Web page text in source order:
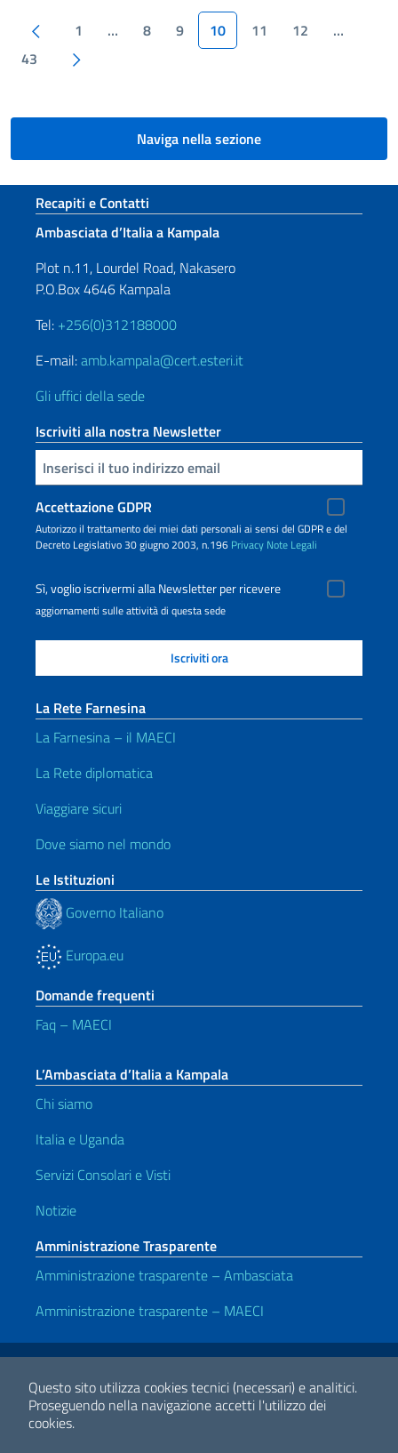
Questo sito utilizza cookies tecnici (necessari) e analitici.
Proseguendo nella navigazione accetti l'utilizzo dei
cookies.
Paginazione
Pagina precedente
1 … 8 9 10 11 12
…
43
Pagina successiva
Naviga nella sezione
Sezione footer
Recapiti e Contatti
Ambasciata d’Italia a Kampala
Plot n.11, Lourdel Road, Nakasero
P.O.Box 4646 Kampala
Tel: +256(0)312188000
E-mail:amb.kampala@cert.esteri.it
Gli uffici della sede
Iscriviti alla nostra Newsletter
Inserisci la tua email
Accettazione GDPR
Autorizzo il trattamento dei miei dati personali ai sensi del GDPR e del
Decreto Legislativo 30 giugno 2003, n.196 Privacy Note Legali
Sì, voglio iscrivermi alla Newsletter per ricevere
aggiornamenti sulle attività di questa sede
La Rete Farnesina
La Farnesina – il MAECI
La Rete diplomatica
Viaggiare sicuri
Dove siamo nel mondo
Le Istituzioni
Governo Italiano
Europa.eu
Domande frequenti
Faq – MAECI
L’Ambasciata d’Italia a Kampala
Chi siamo
Italia e Uganda
Servizi Consolari e Visti
Notizie
Amministrazione Trasparente
Amministrazione trasparente – Ambasciata
Amministrazione trasparente – MAECI
Link Utili